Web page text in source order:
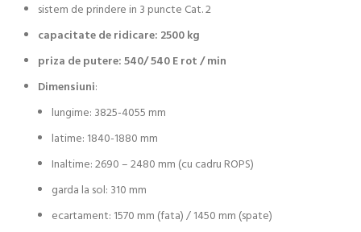
sistem de prindere in 3 puncte Cat. 2
capacitate de ridicare: 2500 kg
priza de putere: 540/ 540 E rot / min
Dimensiuni:
lungime: 3825-4055 mm
latime: 1840-1880 mm
Inaltime: 2690 – 2480 mm (cu cadru ROPS)
garda la sol: 310 mm
ecartament: 1570 mm (fata) / 1450 mm (spate)